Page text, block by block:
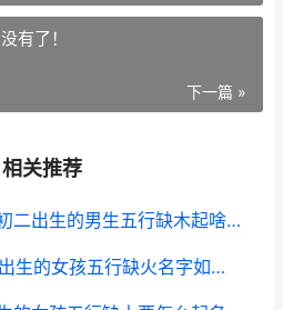
没有了！
下一篇 »
相关推荐
2026年农历二月初二出生的男生五行缺木起啥子名字好听 2026年农历二月出生是什么命
2026年11月24号出生的女孩五行缺火名字如何起 2026年11月24号是农历多少号